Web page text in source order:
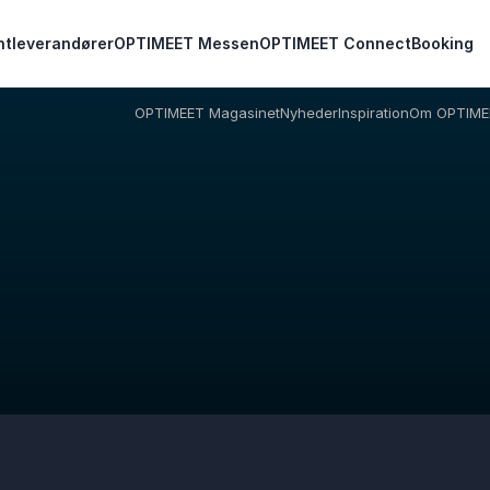
OPTIMEET MessenOPTIMEET ConnectBooking
OPTIMEET MagasinetNyhederInspirationOm